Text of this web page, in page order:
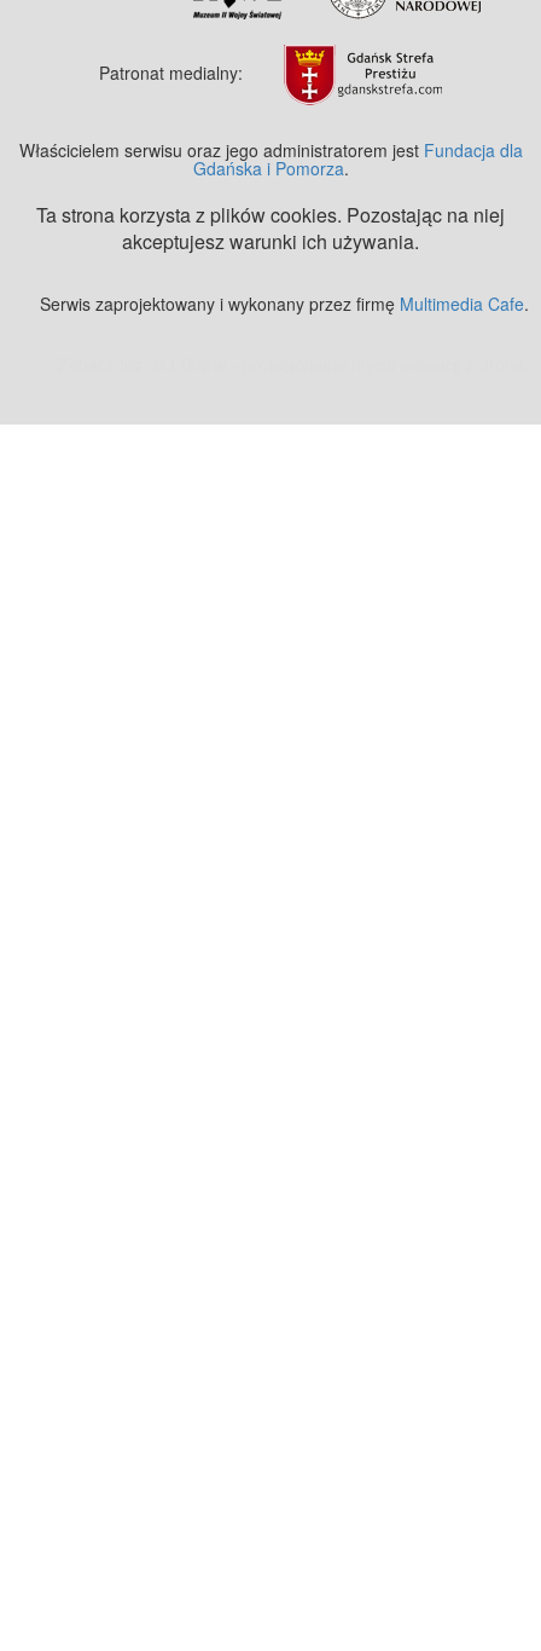
Patronat medialny:
Właścicielem serwisu oraz jego administratorem jest Fundacja dla
Gdańska i Pomorza.
Ta strona korzysta z plików cookies. Pozostając na niej
akceptujesz warunki ich używania.
Serwis zaprojektowany i wykonany przez firmę Multimedia Cafe.